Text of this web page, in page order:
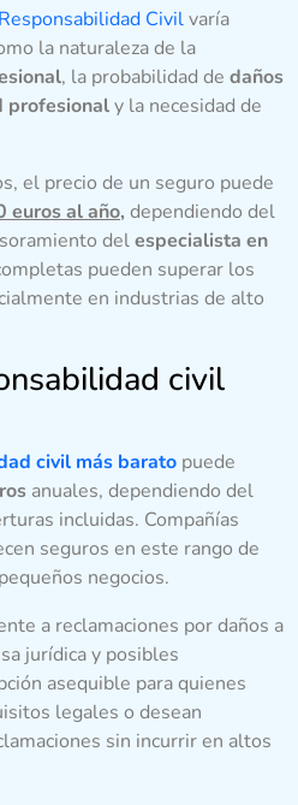
Civilvaría
la naturaleza de la
, la probabilidad de daños
profesionaly la necesidad de
el precio de un seguro puede
euros al año, dependiendo del
delespecialista en
pueden superar los
en industrias de alto
civil
civil más barato puede
anuales, dependiendo del
incluidas. Compañías
seguros en este rango de
negocios.
a reclamaciones por daños a
jurídica y posibles
asequible para quienes
legales o desean
sin incurrir en altos